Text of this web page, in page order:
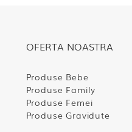
OFERTA NOASTRA
Produse Bebe
Produse Family
Produse Femei
Produse Gravidute